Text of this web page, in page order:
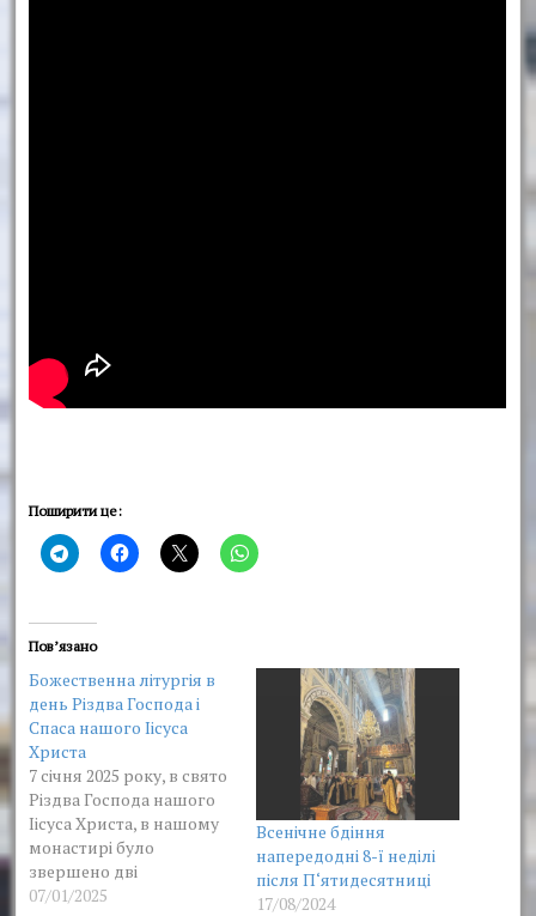
Поширити це:
Пов’язано
Божественна літургія в
день Різдва Господа і
Спаса нашого Іісуса
Христа
7 січня 2025 року, в свято
Різдва Господа нашого
Іісуса Христа, в нашому
монастирі було
звершено дві
Божественні літургії,
07/01/2025
Всенічне бдіння
напередодні 8-ї неділі
після П‘ятидесятниці
17/08/2024